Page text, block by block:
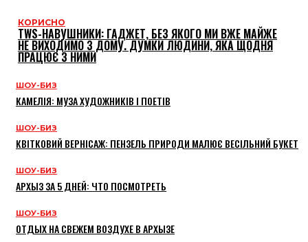
КОРИСНО
TWS-НАВУШНИКИ: ГАДЖЕТ, БЕЗ ЯКОГО МИ ВЖЕ МАЙЖЕ
НЕ ВИХОДИМО З ДОМУ. ДУМКИ ЛЮДИНИ, ЯКА ЩОДНЯ
ПРАЦЮЄ З НИМИ
ШОУ-БИЗ
КАМЕЛІЯ: МУЗА ХУДОЖНИКІВ І ПОЕТІВ
ШОУ-БИЗ
КВІТКОВИЙ ВЕРНІСАЖ: ПЕНЗЕЛЬ ПРИРОДИ МАЛЮЄ ВЕСІЛЬНИЙ БУКЕТ
ШОУ-БИЗ
АРХЫЗ ЗА 5 ДНЕЙ: ЧТО ПОСМОТРЕТЬ
ШОУ-БИЗ
ОТДЫХ НА СВЕЖЕМ ВОЗДУХЕ В АРХЫЗЕ